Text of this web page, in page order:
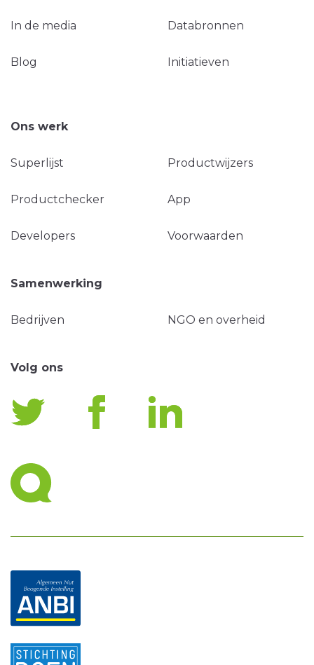
In de media Databronnen
Blog Initiatieven
Ons werk
Superlijst Productwijzers
Productchecker App
Developers Voorwaarden
Samenwerking
Bedrijven NGO en overheid
Volg ons